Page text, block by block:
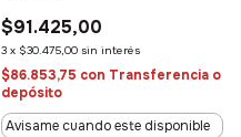
$91.425,00
3 x $30.475,00 sin interés
$86.853,75 con Transferencia o
depósito
Avisame cuando este disponible